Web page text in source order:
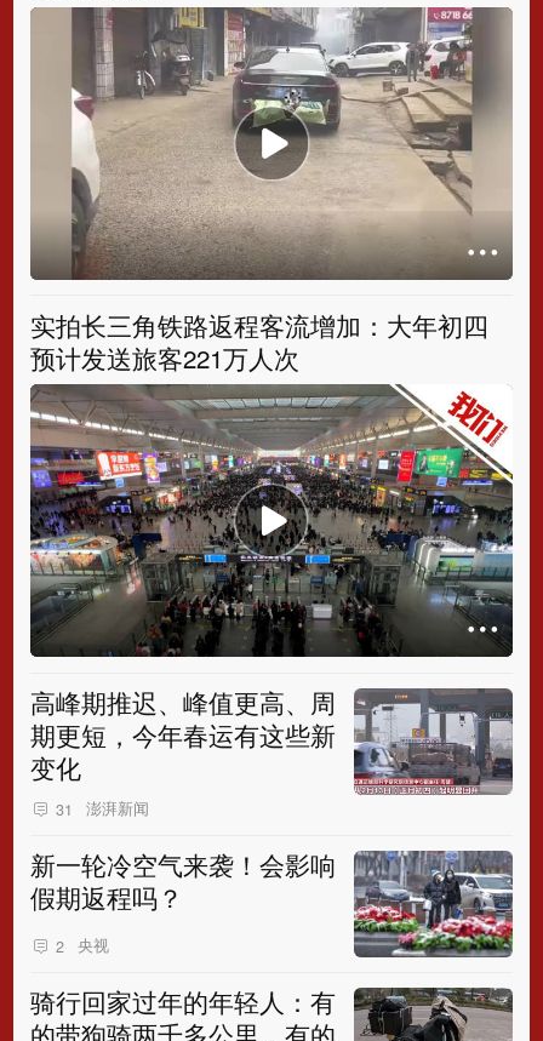
实拍长三角铁路返程客流增加：大年初四
预计发送旅客221万人次
高峰期推迟、峰值更高、周
期更短，今年春运有这些新
变化
31 澎湃新闻
新一轮冷空气来袭！会影响
假期返程吗？
2 央视
骑行回家过年的年轻人：有
的带狗骑两千多公里，有的